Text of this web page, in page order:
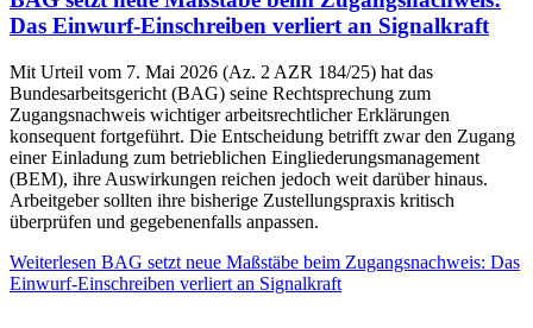
Das Einwurf-Einschreiben verliert an Signalkraft
Mit Urteil vom 7. Mai 2026 (Az. 2 AZR 184/25) hat das
Bundesarbeitsgericht (BAG) seine Rechtsprechung zum
Zugangsnachweis wichtiger arbeitsrechtlicher Erklärungen
konsequent fortgeführt. Die Entscheidung betrifft zwar den Zugang
einer Einladung zum betrieblichen Eingliederungsmanagement
(BEM), ihre Auswirkungen reichen jedoch weit darüber hinaus.
Arbeitgeber sollten ihre bisherige Zustellungspraxis kritisch
überprüfen und gegebenenfalls anpassen.
Weiterlesen BAG setzt neue Maßstäbe beim Zugangsnachweis: Das
Einwurf-Einschreiben verliert an Signalkraft